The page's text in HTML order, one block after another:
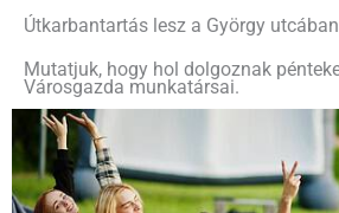
Útkarbantartás lesz a György utcában
Mutatjuk, hogy hol dolgoznak
Városgazda munkatársai.